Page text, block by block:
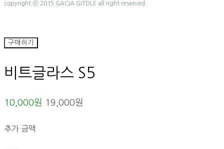
copyright ⓒ 2015 GACIA GITDLE all right reserved.
구매하기
비트글라스 S5
10,000원 19,000원
추가 금액